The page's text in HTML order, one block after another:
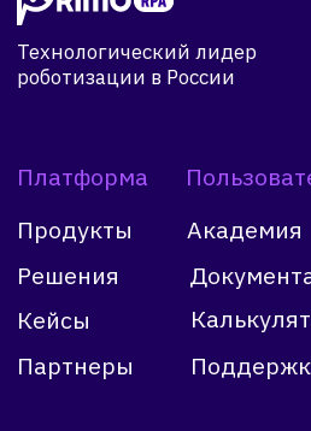
Огородный пр-д 16/1, стр. 3, оф. 604,
Москва, 127254
Официальная информация о продукте
Лицензионное соглашение
info@primo-rpa.ru
Общайтесь с коллегами и
поддержкой Primo RPA в чате